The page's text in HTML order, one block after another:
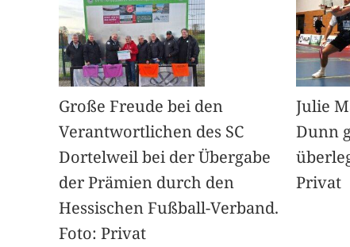
Große Freude bei den
Verantwortlichen des SC
Dortelweil bei der Übergabe
der Prämien durch den
Hessischen Fußball-Verband.
Foto: Privat
Julie
Dunn
Privat